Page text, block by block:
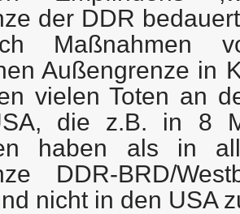
der DDR
Maßnahmen
Außengrenze in
vielen Toten an
die z.B. in 8
haben als in
DDR-BRD/
nicht in den USA